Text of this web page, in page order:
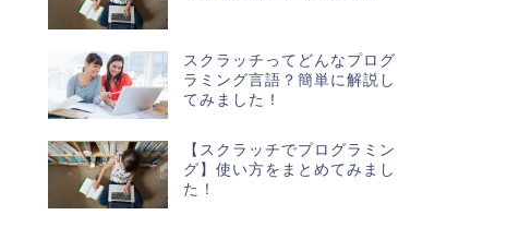
スクラッチってどんなプログ
ラミング言語？簡単に解説し
てみました！
【スクラッチでプログラミン
グ】使い方をまとめてみまし
た！